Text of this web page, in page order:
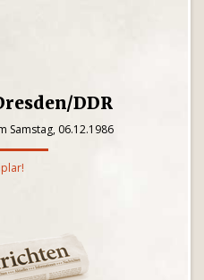
DDR
Samstag, 06.12.1986